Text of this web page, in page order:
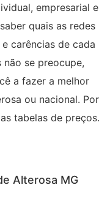
empresarial e
quais as redes
carências de cada
se preocupe,
a fazer a melhor
ou nacional. Por
tabelas de preços.
Alterosa MG